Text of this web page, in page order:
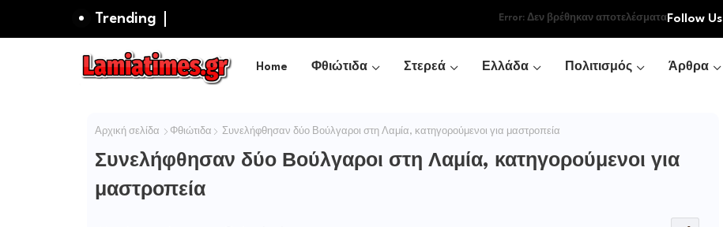
Trending Error:Δεν βρέθηκαν αποτελέσματαFollow Us
Home Φθιώτιδα Στερεά Ελλάδα Πολιτισμός Άρθρα
Αρχική σελίδα Φθιώτιδα Συνελήφθησαν δύο Βούλγαροι στη Λαμία, κατηγορούμενοι για μαστροπεία
Συνελήφθησαν δύο Βούλγαροι στη Λαμία, κατηγορούμενοι για
μαστροπεία